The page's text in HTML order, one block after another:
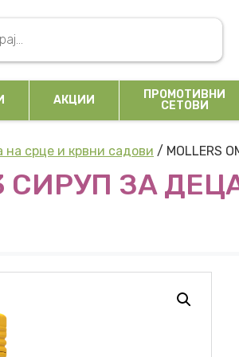
АКЦИИ
ПРОМОТИВНИ
СЕТОВИ
срце и крвни садови / MOLLERS
3 СИРУП ЗА